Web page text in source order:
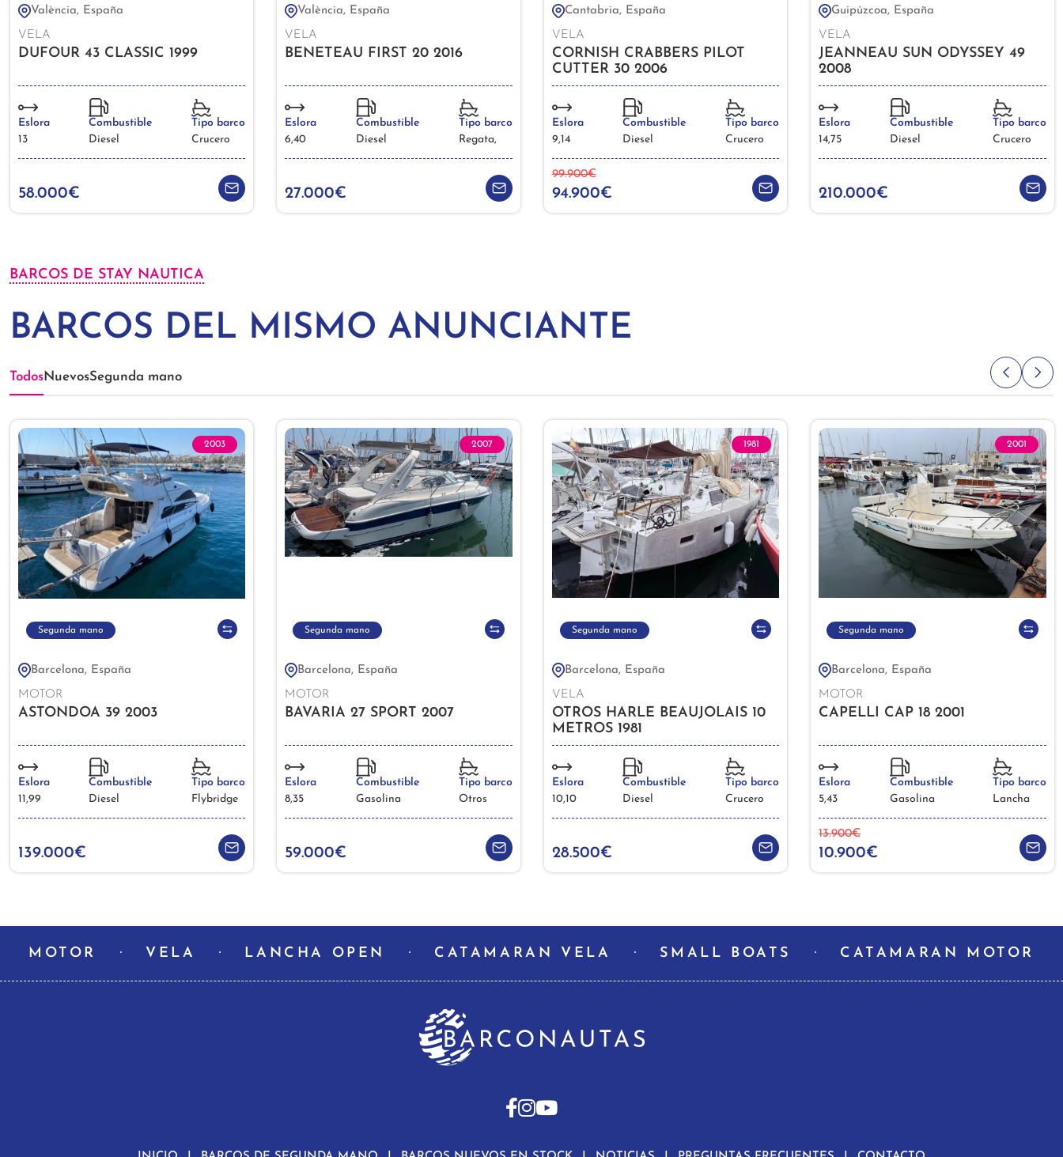
València, España
VELA
DUFOUR 43 CLASSIC 1999
Eslora
13
Combustible
Diesel
Tipo barco
Crucero
58.000€
València, España
VELA
BENETEAU FIRST 20 2016
Eslora
6,40
Combustible
Diesel
Tipo barco
Regata,
27.000€
Cantabria, España
VELA
CORNISH CRABBERS PILOT
CUTTER 30 2006
Eslora
9,14
Combustible
Diesel
Tipo barco
Crucero
99.900€
94.900€
Guipúzcoa, España
VELA
JEANNEAU SUN ODYSSEY 49
2008
Eslora
14,75
Combustible
Diesel
Tipo barco
Crucero
210.000€
BARCOS DE STAY NAUTICA
BARCOS DEL MISMO ANUNCIANTE
TodosNuevosSegunda mano
2003
Segunda mano
Barcelona, España
MOTOR
ASTONDOA 39 2003
Eslora
11,99
Combustible
Diesel
Tipo barco
Flybridge
139.000€
2007
Segunda mano
Barcelona, España
MOTOR
BAVARIA 27 SPORT 2007
Eslora
8,35
Combustible
Gasolina
Tipo barco
Otros
59.000€
1981
Segunda mano
Barcelona, España
VELA
OTROS HARLÉ BEAUJOLAIS 10
METROS 1981
Eslora
10,10
Combustible
Diesel
Tipo barco
Crucero
28.500€
2001
Segunda mano
Barcelona, España
MOTOR
CAPELLI CAP 18 2001
Eslora
5,43
Combustible
Gasolina
Tipo barco
Lancha
13.900€
10.900€
MOTOR VELA LANCHA OPEN CATAMARAN VELA SMALL BOATS CATAMARAN MOTOR